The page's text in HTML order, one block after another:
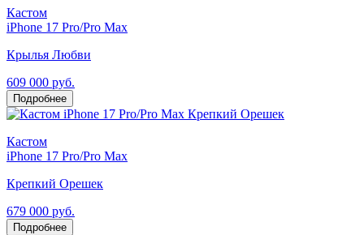
Кастом
iPhone 17 Pro/Pro Max
Крылья Любви
609 000 руб.
Подробнее
Кастом
iPhone 17 Pro/Pro Max
Крепкий Орешек
679 000 руб.
Подробнее